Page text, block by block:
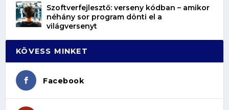
Szoftverfejlesztő: verseny kódban – amikor
néhány sor program dönti el a
világversenyt
KÖVESS MINKET
Facebook